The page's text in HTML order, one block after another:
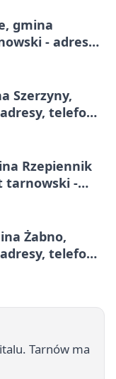
gmina
- adresy,
Szerzyny,
telefony,
Rzepiennik
tarnowski -
Żabno,
telefony,
Tarnów ma